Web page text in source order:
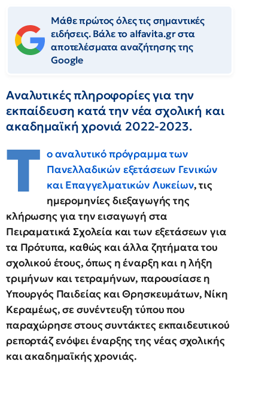
Μάθε πρώτος όλες τις σημαντικές
ειδήσεις. Βάλε το alfavita.gr στα
αποτελέσματα αναζήτησης της
Google
Αναλυτικές πληροφορίες για την
εκπαίδευση κατά την νέα σχολική και
ακαδημαϊκή χρονιά 2022-2023.
Τ ο αναλυτικό πρόγραμμα των
Πανελλαδικών εξετάσεων Γενικών
και Επαγγελματικών Λυκείων, τις
ημερομηνίες διεξαγωγής της
κλήρωσης για την εισαγωγή στα
Πειραματικά Σχολεία και των εξετάσεων για
τα Πρότυπα, καθώς και άλλα ζητήματα του
σχολικού έτους, όπως η έναρξη και η λήξη
τριμήνων και τετραμήνων, παρουσίασε η
Υπουργός Παιδείας και Θρησκευμάτων, Νίκη
Κεραμέως, σε συνέντευξη τύπου που
παραχώρησε στους συντάκτες εκπαιδευτικού
ρεπορτάζ ενόψει έναρξης της νέας σχολικής
και ακαδημαϊκής χρονιάς.